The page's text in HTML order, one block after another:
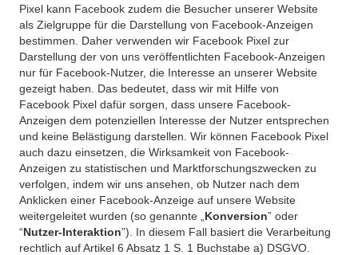
Pixel kann Facebook zudem die Besucher unserer Website
als Zielgruppe für die Darstellung von Facebook-Anzeigen
bestimmen. Daher verwenden wir Facebook Pixel zur
Darstellung der von uns veröffentlichten Facebook-Anzeigen
nur für Facebook-Nutzer, die Interesse an unserer Website
gezeigt haben. Das bedeutet, dass wir mit Hilfe von
Facebook Pixel dafür sorgen, dass unsere Facebook-
Anzeigen dem potenziellen Interesse der Nutzer entsprechen
und keine Belästigung darstellen. Wir können Facebook Pixel
auch dazu einsetzen, die Wirksamkeit von Facebook-
Anzeigen zu statistischen und Marktforschungszwecken zu
verfolgen, indem wir uns ansehen, ob Nutzer nach dem
Anklicken einer Facebook-Anzeige auf unsere Website
weitergeleitet wurden (so genannte „ Konversion” oder
“Nutzer-Interaktion”). In diesem Fall basiert die Verarbeitung
rechtlich auf Artikel 6 Absatz 1 S. 1 Buchstabe a) DSGVO.